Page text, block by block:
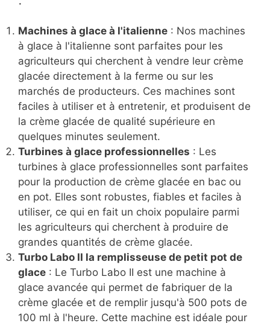
Machines à glace à l'italienne : Nos machines
à glace à l'italienne sont parfaites pour les
agriculteurs qui cherchent à vendre leur crème
glacée directement à la ferme ou sur les
marchés de producteurs. Ces machines sont
faciles à utiliser et à entretenir, et produisent de
la crème glacée de qualité supérieure en
quelques minutes seulement.
Turbines à glace professionnelles : Les
turbines à glace professionnelles sont parfaites
pour la production de crème glacée en bac ou
en pot. Elles sont robustes, fiables et faciles à
utiliser, ce qui en fait un choix populaire parmi
les agriculteurs qui cherchent à produire de
grandes quantités de crème glacée.
Turbo Labo II la remplisseuse de petit pot de
glace : Le Turbo Labo II est une machine à
glace avancée qui permet de fabriquer de la
crème glacée et de remplir jusqu'à 500 pots de
100 ml à l'heure. Cette machine est idéale pour